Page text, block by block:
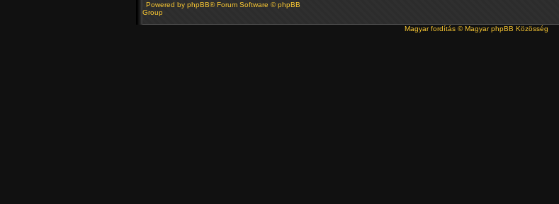
Powered by phpBB® Forum Software © phpBB
Group
Magyar fordítás ©Magyar phpBB Közösség